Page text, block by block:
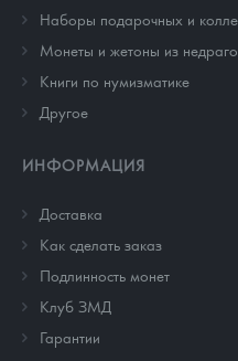
Наборы подарочных и
Монеты и жетоны из
Книги по нумизматике
Другое
ИНФОРМАЦИЯ
Доставка
Как сделать заказ
Подлинность монет
Клуб ЗМД
Гарантии